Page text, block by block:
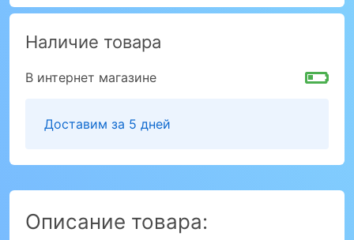
Наличие товара
В интернет магазине
Доставим за 5 дней
Описание товара: